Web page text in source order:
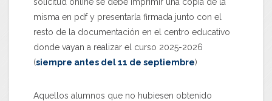
misma en pdf y presentarla firmada junto con el
resto de la documentación en el centro educativo
donde vayan a realizar el curso 2025-2026
(siempre antes del 11 de septiembre)
Aquellos alumnos que no hubiesen obtenido